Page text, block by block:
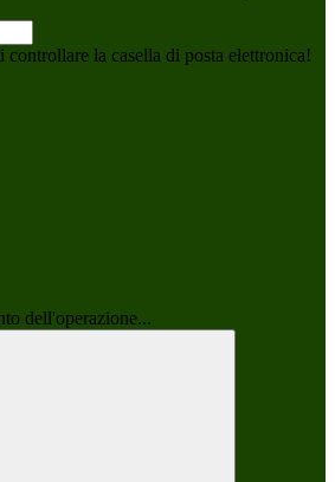
la casella di posta elettronica!
dell'operazione...